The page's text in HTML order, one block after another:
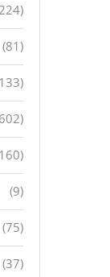
(81)
(9)
(75)
(37)